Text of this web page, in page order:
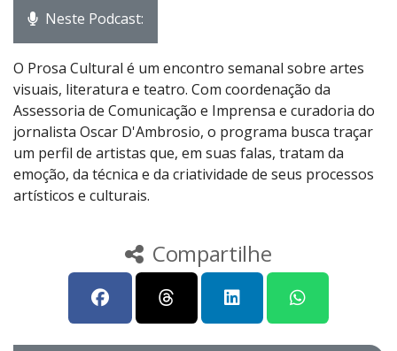
Neste Podcast:
O Prosa Cultural é um encontro semanal sobre artes
visuais, literatura e teatro. Com coordenação da
Assessoria de Comunicação e Imprensa e curadoria do
jornalista Oscar D'Ambrosio, o programa busca traçar
um perfil de artistas que, em suas falas, tratam da
emoção, da técnica e da criatividade de seus processos
artísticos e culturais.
Compartilhe